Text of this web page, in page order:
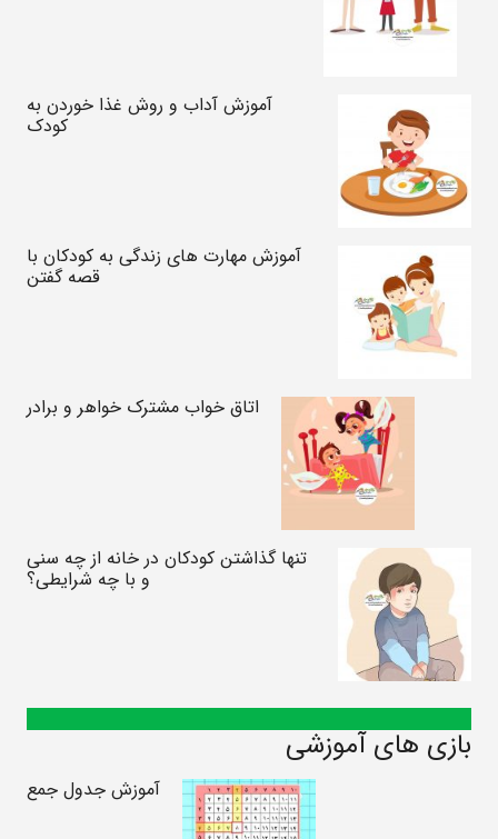
آموزش آداب و روش غذا خوردن به
کودک
آموزش مهارت های زندگی به کودکان با
قصه گفتن
اتاق خواب مشترک خواهر و برادر
تنها گذاشتن کودکان در خانه از چه سنی
و با چه شرایطی؟
بازی های آموزشی
آموزش جدول جمع